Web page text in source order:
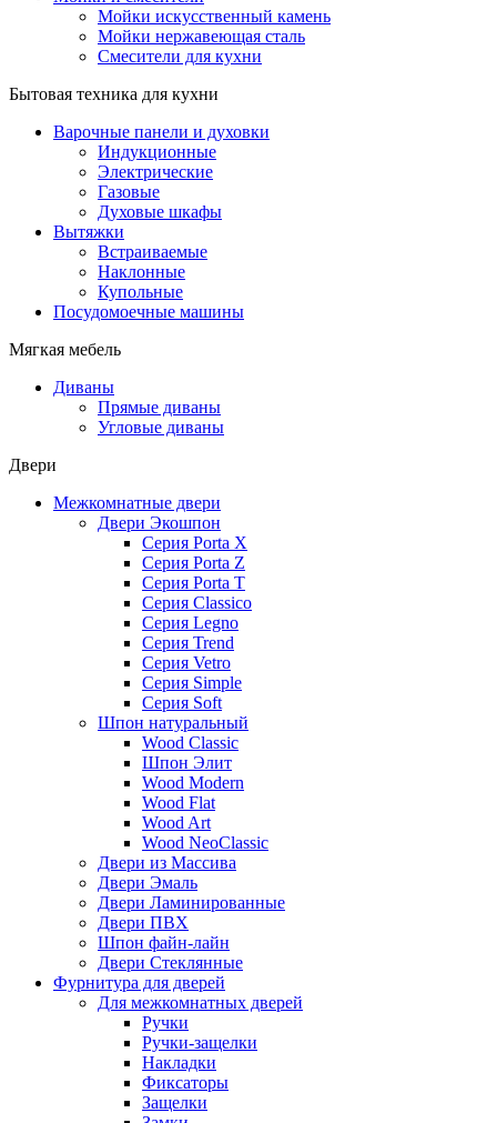
Мойки искусственный камень
Мойки нержавеющая сталь
Смесители для кухни
Бытовая техника для кухни
Варочные панели и духовки
Индукционные
Электрические
Газовые
Духовые шкафы
Вытяжки
Встраиваемые
Наклонные
Купольные
Посудомоечные машины
Мягкая мебель
Диваны
Прямые диваны
Угловые диваны
Двери
Межкомнатные двери
Двери Экошпон
Серия Porta X
Серия Porta Z
Серия Porta T
Серия Classico
Серия Legno
Серия Trend
Серия Vetro
Серия Simple
Серия Soft
Шпон натуральный
Wood Classic
Шпон Элит
Wood Modern
Wood Flat
Wood Art
Wood NeoClassic
Двери из Массива
Двери Эмаль
Двери Ламинированные
Двери ПВХ
Шпон файн-лайн
Двери Стеклянные
Фурнитура для дверей
Для межкомнатных дверей
Ручки
Ручки-защелки
Накладки
Фиксаторы
Защелки